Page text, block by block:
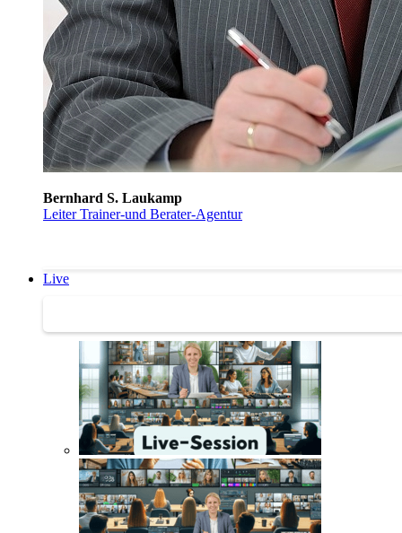
Bernhard S. Laukamp
Leiter Trainer-und Berater-Agentur
Live